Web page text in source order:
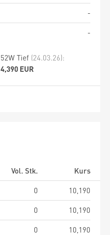
-
-
52W Tief (24.03.26):
4,390 EUR
Vol. Stk.
Kurs
0
10,190
0
10,190
0
10,190